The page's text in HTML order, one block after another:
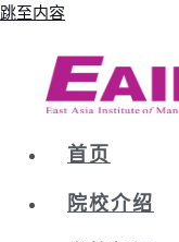
跳至内容
首页
院校介绍